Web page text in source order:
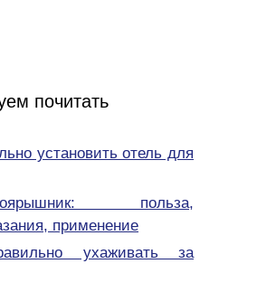
почитать
установить отель для
польза,
применение
ухаживать за